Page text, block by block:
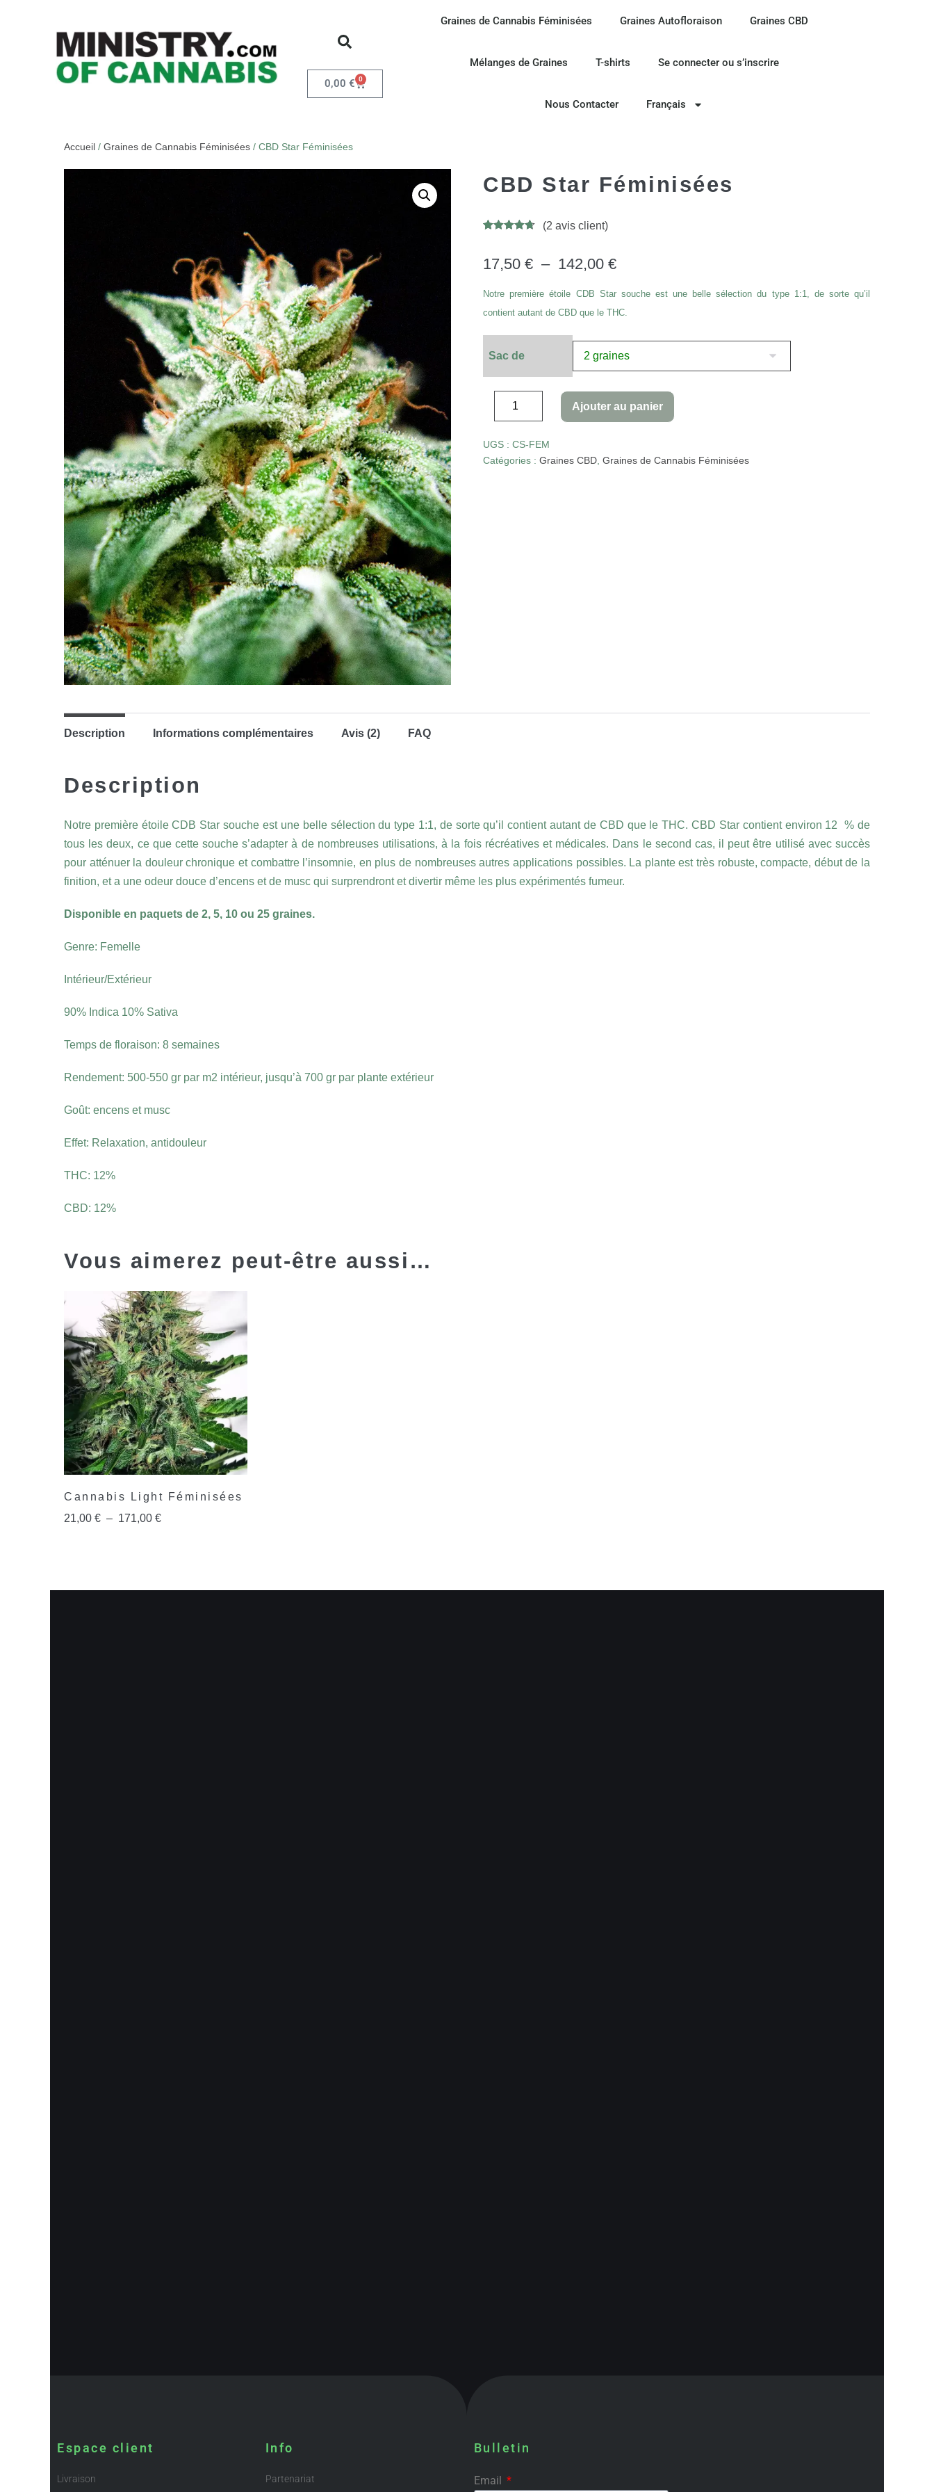
0,00 € 0
Graines de Cannabis Féminisées Graines Autofloraison Graines CBD
Mélanges de Graines T-shirts Se connecter ou s’inscrire
Nous Contacter Français
Accueil / Graines de Cannabis Féminisées / CBD Star Féminisées
CBD Star Féminisées
basé sur
notations
(2 avis client)
17,50€ – 142,00€
Notre première étoile CDB Star souche est une belle sélection du type 1:1, de sorte qu’il
contient autant de CBD que le THC.
Sac de
Ajouter au panier
UGS :CS-FEM
Catégories :Graines CBD ,Graines de Cannabis Féminisées
Description Informations complémentaires Avis (2) FAQ
Description
Notre première étoile CDB Star souche est une belle sélection du type 1:1, de sorte qu’il contient autant de CBD que le THC. CBD Star contient environ 12 % de
tous les deux, ce que cette souche s’adapter à de nombreuses utilisations, à la fois récréatives et médicales. Dans le second cas, il peut être utilisé avec succès
pour atténuer la douleur chronique et combattre l’insomnie, en plus de nombreuses autres applications possibles. La plante est très robuste, compacte, début de la
finition, et a une odeur douce d’encens et de musc qui surprendront et divertir même les plus expérimentés fumeur.
Disponible en paquets de 2, 5, 10 ou 25 graines.
Genre: Femelle
Intérieur/Extérieur
90% Indica 10% Sativa
Temps de floraison: 8 semaines
Rendement: 500-550 gr par m2 intérieur, jusqu’à 700 gr par plante extérieur
Goût: encens et musc
Effet: Relaxation, antidouleur
THC: 12%
CBD: 12%
Vous aimerez peut-être aussi…
Cannabis Light Féminisées
21,00 € – 171,00 €
Espace client
Livraison
Info
Partenariat
Bulletin
Email